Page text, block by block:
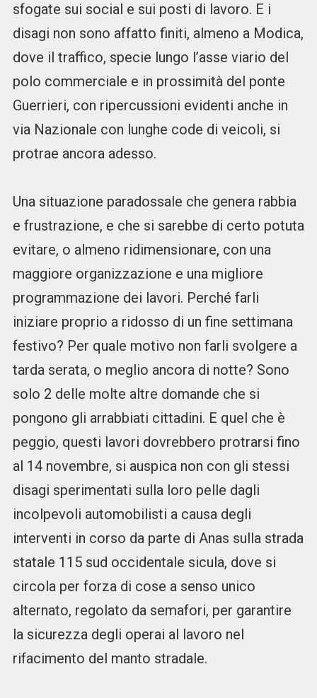
sfogate sui social e sui posti di lavoro. E i
disagi non sono affatto finiti, almeno a Modica,
dove il traffico, specie lungo l’asse viario del
polo commerciale e in prossimità del ponte
Guerrieri, con ripercussioni evidenti anche in
via Nazionale con lunghe code di veicoli, si
protrae ancora adesso.
Una situazione paradossale che genera rabbia
e frustrazione, e che si sarebbe di certo potuta
evitare, o almeno ridimensionare, con una
maggiore organizzazione e una migliore
programmazione dei lavori. Perché farli
iniziare proprio a ridosso di un fine settimana
festivo? Per quale motivo non farli svolgere a
tarda serata, o meglio ancora di notte? Sono
solo 2 delle molte altre domande che si
pongono gli arrabbiati cittadini. E quel che è
peggio, questi lavori dovrebbero protrarsi fino
al 14 novembre, si auspica non con gli stessi
disagi sperimentati sulla loro pelle dagli
incolpevoli automobilisti a causa degli
interventi in corso da parte di Anas sulla strada
statale 115 sud occidentale sicula, dove si
circola per forza di cose a senso unico
alternato, regolato da semafori, per garantire
la sicurezza degli operai al lavoro nel
rifacimento del manto stradale.